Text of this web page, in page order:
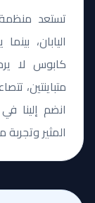
تستعد
اليابان،
كابوس لا
متباينتين،
انضم إلينا
المثير